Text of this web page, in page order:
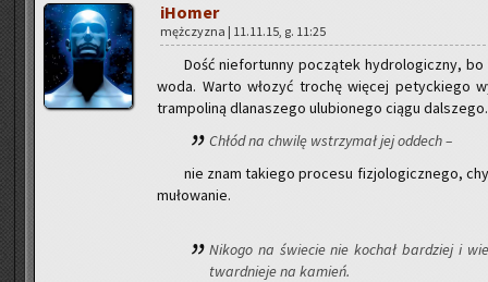
iHo­mer
męż­czy­zna | 11.11.15, g. 11:25
Dość nie­for­tun­ny po­czą­tek hy­dro­lo­gicz­ny,
woda. Warto wło­zyć tro­chę wię­cej pe­tyc­kie­go
tram­po­li­ną dla­na­sze­go ulu­bio­ne­go ciągu
Chłód na chwi­lę wstrzy­mał jej od­dech –
nie znam ta­kie­go pro­ce­su fi­zjo­lo­gicz­ne­go,
mu­ło­wa­nie.
Ni­ko­go na świe­cie nie ko­chał bar­dziej i
tward­nie­je na ka­mień.